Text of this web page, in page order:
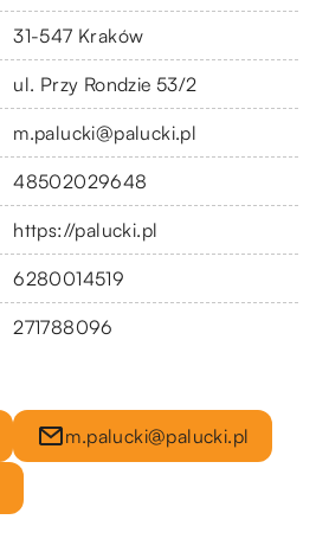
31-547 Kraków
ul. Przy Rondzie 53/2
m.palucki@palucki.pl
48502029648
https://palucki.pl
6280014519
271788096
m.palucki@palucki.pl